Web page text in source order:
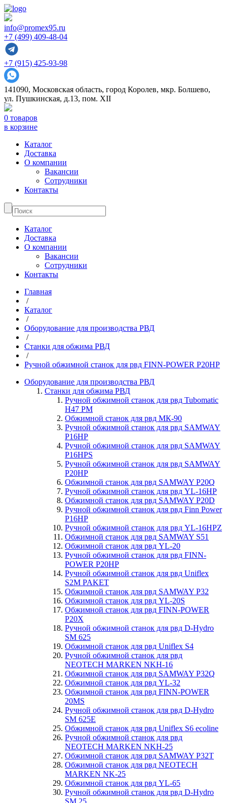
info@promex95.ru
+7 (499) 409-48-04
+7 (915) 425-93-98
141090, Московская область, город Королев, мкр. Болшево,
ул. Пушкинская, д.13, пом. XII
0 товаров
в корзине
Каталог
Доставка
О компании
Вакансии
Сотрудники
Контакты
Каталог
Доставка
О компании
Вакансии
Сотрудники
Контакты
Главная
/
Каталог
/
Оборудование для производства РВД
/
Станки для обжима РВД
/
Ручной обжимной станок для рвд FINN-POWER P20HP
Оборудование для производства РВД
Станки для обжима РВД
Ручной обжимной станок для рвд Tubomatic
H47 PM
Обжимной станок для рвд МК-90
Ручной обжимной станок для рвд SAMWAY
P16HP
Ручной обжимной станок для рвд SAMWAY
P16HPS
Ручной обжимной станок для рвд SAMWAY
P20HP
Обжимной станок для рвд SAMWAY P20Q
Ручной обжимной станок для рвд YL-16HP
Обжимной станок для рвд SAMWAY P20D
Ручной обжимной станок для рвд Finn Power
P16HP
Ручной обжимной станок для рвд YL-16HPZ
Обжимной станок для рвд SAMWAY S51
Обжимной станок для рвд YL-20
Ручной обжимной станок для рвд FINN-
POWER P20HP
Ручной обжимной станок для рвд Uniflex
S2M PAKET
Обжимной станок для рвд SAMWAY P32
Обжимной станок для рвд YL-20S
Обжимной станок для рвд FINN-POWER
P20X
Ручной обжимной станок для рвд D-Hydro
SM 625
Обжимной станок для рвд Uniflex S4
Ручной обжимной станок для рвд
NEOTECH MARKEN NKH-16
Обжимной станок для рвд SAMWAY P32Q
Обжимной станок для рвд YL-32
Обжимной станок для рвд FINN-POWER
20MS
Ручной обжимной станок для рвд D-Hydro
SM 625E
Обжимной станок для рвд Uniflex S6 ecoline
Ручной обжимной станок для рвд
NEOTECH MARKEN NKH-25
Обжимной станок для рвд SAMWAY P32T
Обжимной станок для рвд NEOTECH
MARKEN NK-25
Обжимной станок для рвд YL-65
Ручной обжимной станок для рвд D-Hydro
SM 25